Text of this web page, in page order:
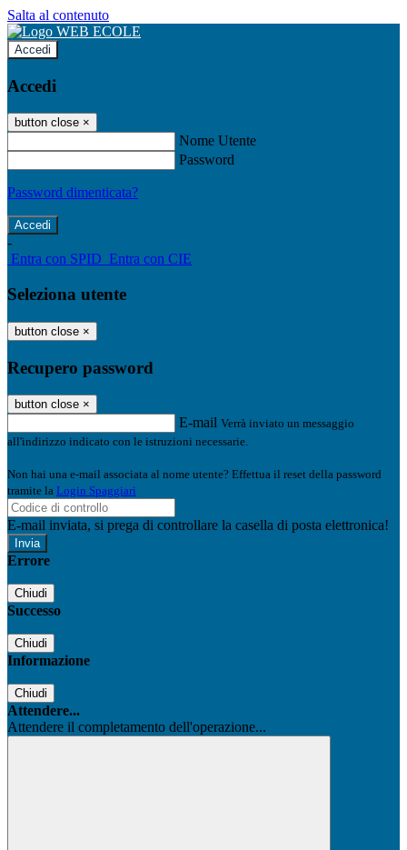
Salta al contenuto
Accedi
Accedi
button close ×
Nome Utente
Password
Password dimenticata?
-
Entra con SPID Entra con CIE
Seleziona utente
button close ×
Recupero password
button close ×
E-mail Verrà inviato un messaggio
all'indirizzo indicato con le istruzioni necessarie.
Non hai una e-mail associata al nome utente? Effettua il reset della password
tramite la Login Spaggiari
E-mail inviata, si prega di controllare la casella di posta elettronica!
Errore
Chiudi
Successo
Chiudi
Informazione
Chiudi
Attendere...
Attendere il completamento dell'operazione...